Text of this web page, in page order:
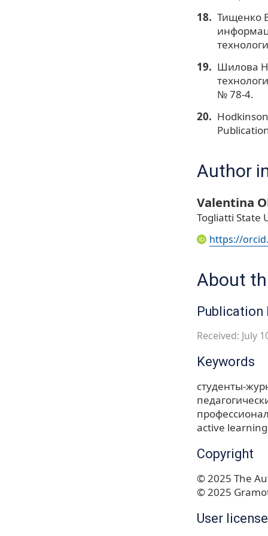
Тищенко
Шилова
№ 78-4.
Author
Valentina
Togliatti State
https://
About
Publication
Received: July
Keywords
студенты-
active
Copyright
© 2025 The
© 2025
User license